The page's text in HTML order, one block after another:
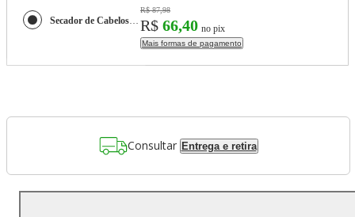
Secador de Cabelos Britânia BSC1200 com Tourmaline Íon Bivolt - 1200W
R$ 87,98
R$ 66,40 no pix
Mais formas de pagamento
Consultar Entrega e retira